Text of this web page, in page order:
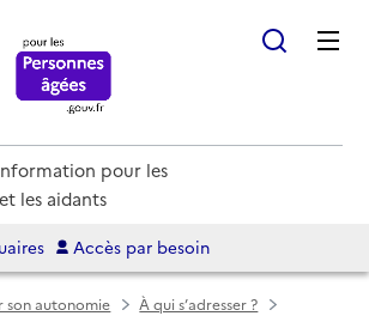
pour les
les aidants
Accès par besoin
son autonomie
À qui s’adresser ?